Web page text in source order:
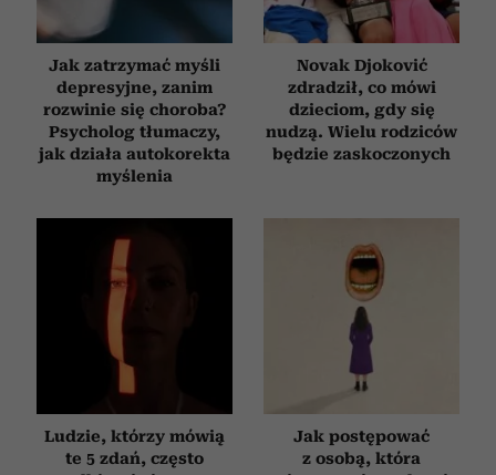
Jak zatrzymać myśli
depresyjne, zanim
rozwinie się choroba?
Psycholog tłumaczy,
jak działa autokorekta
myślenia
Novak Djoković
zdradził, co mówi
dzieciom, gdy się
nudzą. Wielu rodziców
będzie zaskoczonych
Ludzie, którzy mówią
te 5 zdań, często
Jak postępować
z osobą, która